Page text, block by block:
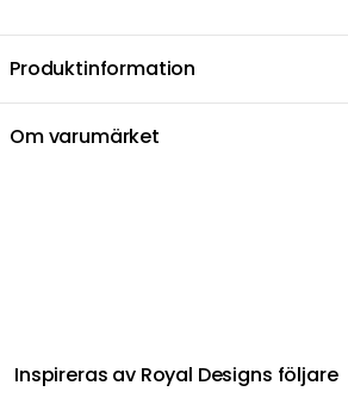
Produktinformation
Om varumärket